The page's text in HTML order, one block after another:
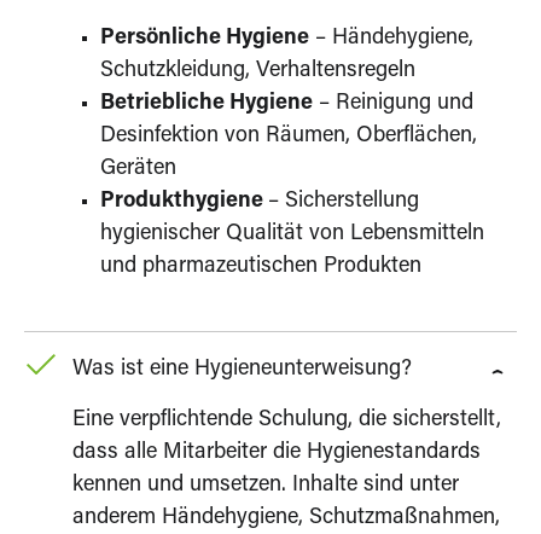
Persönliche Hygiene – Händehygiene,
Schutzkleidung, Verhaltensregeln
Betriebliche Hygiene – Reinigung und
Desinfektion von Räumen, Oberflächen,
Geräten
Produkthygiene – Sicherstellung
hygienischer Qualität von Lebensmitteln
und pharmazeutischen Produkten
Was ist eine Hygieneunterweisung?
Eine verpflichtende Schulung, die sicherstellt,
dass alle Mitarbeiter die Hygienestandards
kennen und umsetzen. Inhalte sind unter
anderem Händehygiene, Schutzmaßnahmen,